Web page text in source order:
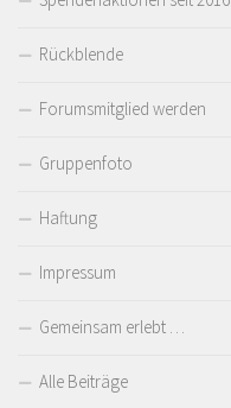
Rückblende
Forumsmitglied werden
Gruppenfoto
Haftung
Impressum
Gemeinsam erlebt …
Alle Beiträge